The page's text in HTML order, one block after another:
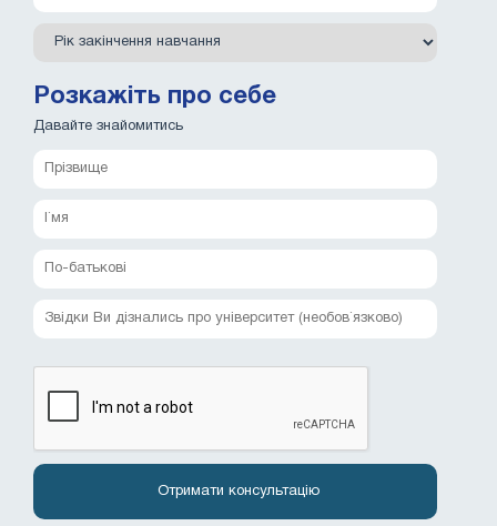
Розкажіть про себе
Давайте знайомитись